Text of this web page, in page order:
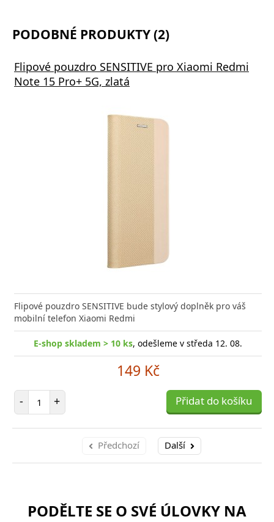
PODOBNÉ PRODUKTY (2)
Flipové pouzdro SENSITIVE pro Xiaomi Redmi
Note 15 Pro+ 5G, zlatá
Flipové pouzdro SENSITIVE bude stylový doplněk pro váš
mobilní telefon Xiaomi Redmi
E-shop skladem > 10 ks, odešleme v středa 12. 08.
149 Kč
- Počet položek
+ Přidat do košíku
Předchozí Další
PODĚLTE SE O SVÉ ÚLOVKY NA